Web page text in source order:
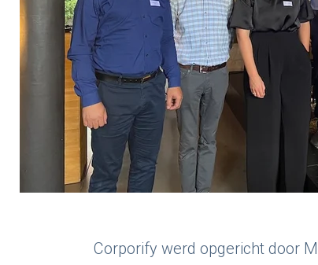
Corporify werd opgericht door